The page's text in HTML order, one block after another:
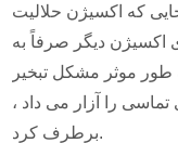
که اکسیژن حلالیت
اکسیژن دیگر صرفاً به
طور موثر مشکل تبخیر
را آزار می داد ،
برطرف کرد.